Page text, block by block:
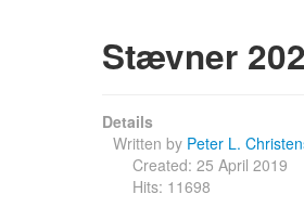
Stævner
Details
Written by Peter L.
Created: 25 April 2019
Hits: 11698